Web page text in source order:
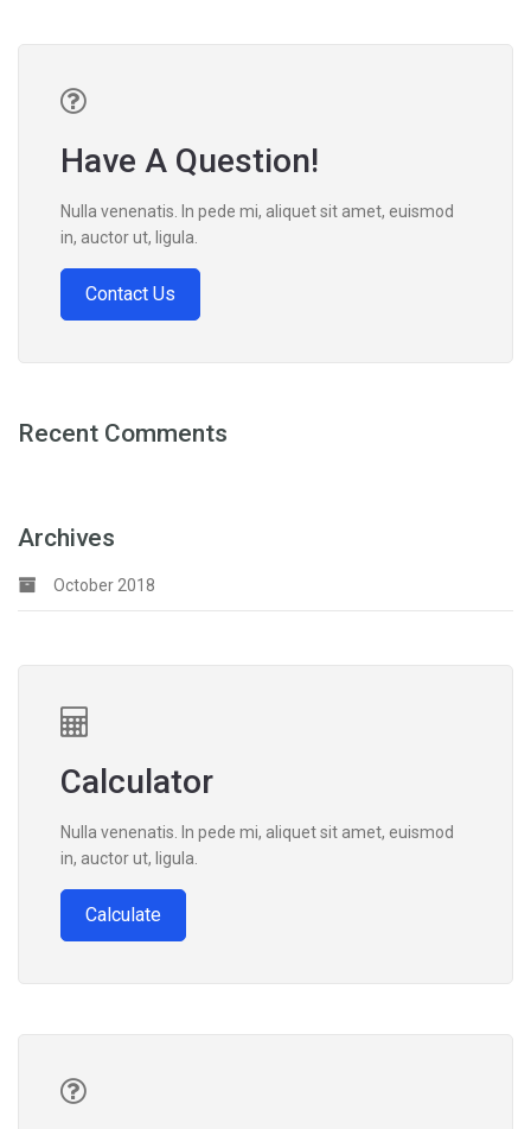
Have A Question!
Nulla venenatis. In pede mi, aliquet sit amet, euismod
in, auctor ut, ligula.
Contact Us
Recent Comments
Archives
October 2018
Calculator
Nulla venenatis. In pede mi, aliquet sit amet, euismod
in, auctor ut, ligula.
Calculate